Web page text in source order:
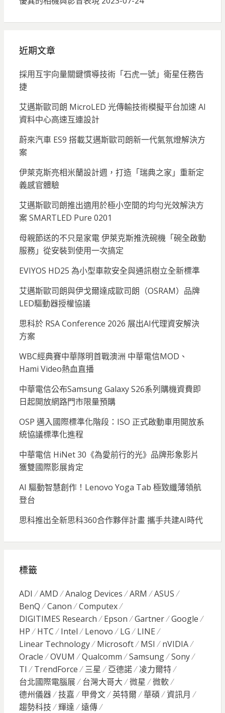
近期文章
採用互宇向量關鍵慣導技術「石虎一號」衛星任務告
捷
艾邁斯歐司朗 MicroLED 光傳輸技術模擬平台加速 AI
資料中心高速互連設計
蔚來汽車 ES9 搭載艾邁斯歐司朗新一代氣氛燈解決方
案
伊萊克斯亮相米蘭設計週，打造「瑞典之家」重新定
義感官體驗
艾邁斯歐司朗推出適用於極小空間的均勻光效解決方
案 SMARTLED Pure 0201
母親節送的不只是家電 伊萊克斯推洗碗機「碗全啟動
服務」從安裝到使用一次搞定
EVIYOS HD25 為小型車款安全與通訊樹立全新標準
艾邁斯歐司朗與伊戈爾達成歐司朗（OSRAM）品牌
LED驅動器授權協議
思科於 RSA Conference 2026 展出AI代理資安解決
方案
WBC經典賽中華隊明首戰澳洲 中華電信MOD、
Hami Video熱血直播
中華電信公布Samsung Galaxy S26系列購機資費即
日起開放網路門市限量預購
OSP 邁入國際標準化階段：ISO 正式啟動車用開放系
統協議標準化進程
中華電信 HiNet 30《為愛前行的光》品牌形象影片
獲雙國際影展肯定
AI 驅動智慧創作！Lenovo Yoga Tab 極致纖薄領航
登台
思科推出全新思科360合作夥伴計畫 攜手共建AI時代
標籤
ADI AMD Analog Devices ARM
ASUS
BenQ
Canon
Computex
DIGITIMES Research
Epson Gartner
Google
HP
HTC Intel Lenovo LG
LINE
Linear Technology
Microsoft MSI
nVIDIA
Oracle
OVUM Qualcomm Samsung
Sony
TI
TrendForce 三星 亞德諾
凌力爾特
台北國際電腦展
台灣大哥大 微星
微軟
德州儀器
技嘉 甲骨文 英特爾 華碩
資訊月
趨勢科技
輝達 遠傳